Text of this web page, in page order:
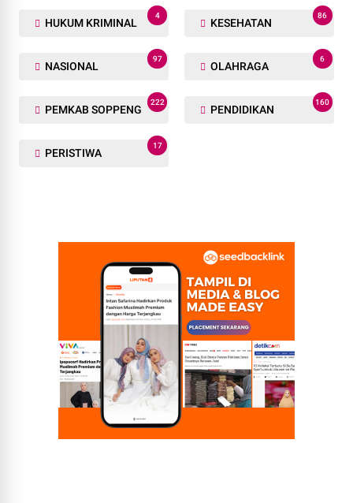
HUKUM KRIMINAL
4
KESEHATAN
86
NASIONAL
97
OLAHRAGA
6
PEMKAB SOPPENG
222
PENDIDIKAN
160
PERISTIWA
17